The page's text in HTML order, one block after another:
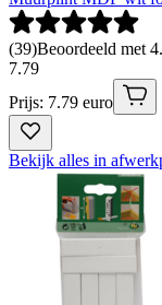
(39)Beoordeeld met
7.79
Prijs: 7.79 euro
Bekijk alles in